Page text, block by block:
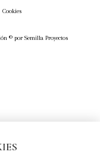
©por Semilla Proyectos
Cookies